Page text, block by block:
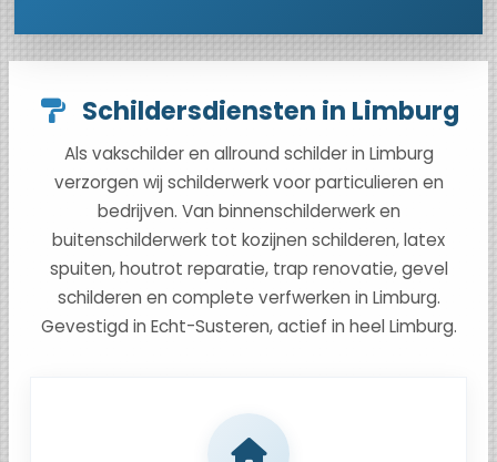
Schildersdiensten in Limburg
Als vakschilder en allround schilder in Limburg
verzorgen wij schilderwerk voor particulieren en
bedrijven. Van binnenschilderwerk en
buitenschilderwerk tot kozijnen schilderen, latex
spuiten, houtrot reparatie, trap renovatie, gevel
schilderen en complete verfwerken in Limburg.
Gevestigd in Echt-Susteren, actief in heel Limburg.